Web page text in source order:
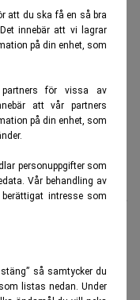
att du ska få en så bra
innebär att vi lagrar
på din enhet, som
för vissa av
att vår partners
på din enhet, som
personuppgifter som
Vår behandling av
intresse som
så samtycker du
listas nedan. Under
av höjd
dem.
diskussion en viktig
med vetskapen
i exempelvis
över tid.
senaste 20 åren haft
samma avkastning,
så kan den som
ha 1,4 miljoner
kronor i månaden –